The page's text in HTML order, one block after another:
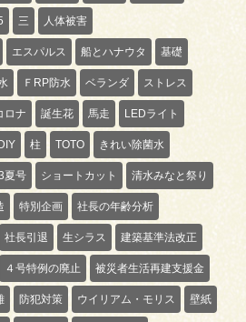
三 人体被害
エスパルス 船とハナウタ 基礎
ＦRP防水 ベランダ ストレス
ロナ 誕生花 馬走 LEDライト
柱 TOTO きれい除菌水
夏号 ショートカット 清水みなと祭り
特別企画 社長の年齢分析
社長引退 生シラス 建築基準法改正
４号特例の廃止 被災者生活再建支援金
防犯対策 ウイリアム・モリス 壁紙